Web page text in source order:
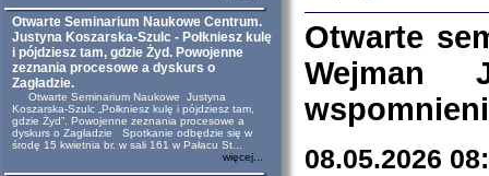
Otwarte Seminarium Naukowe Centrum.
Justyna Koszarska-Szulc - Połkniesz kulę
i pójdziesz tam, gdzie Żyd. Powojenne
zeznania procesowe a dyskurs o
Zagładzie.
Otwarte Seminarium Naukowe Justyna
Koszarska-Szulc „Połkniesz kulę i pójdziesz tam,
gdzie Żyd”. Powojenne zeznania procesowe a
dyskurs o Zagładzie Spotkanie odbędzie się w
środę 15 kwietnia br. w sali 161 w Pałacu St...
więcej...
Otwarte
Wejman
08.05.2026